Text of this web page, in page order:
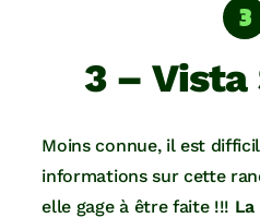
3 –
Moins connue, il est
informations sur cette
elle gage à être faite !!!